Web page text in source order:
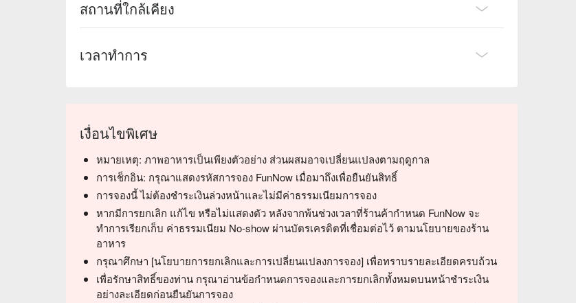
สถานที่ใกล้เคียง
เวลาทำการ
เงื่อนไขพิเศษ
หมายเหตุ: ภาพอาหารเป็นเพียงตัวอย่าง ส่วนผสมอาจเปลี่ยนแปลงตามฤดูกาล
การเช็กอิน: กรุณาแสดงรหัสการจอง FunNow เมื่อมาถึงเพื่อยืนยันสิทธิ์
การจองนี้ ไม่ต้องชำระเงินล่วงหน้าและไม่มีค่าธรรมเนียมการจอง
หากมีการยกเลิก แก้ไข หรือไม่แสดงตัว หลังจากพ้นช่วงเวลาที่ร้านค้ากำหนด FunNow จะ
ทำการเรียกเก็บ ค่าธรรมเนียม No-show ผ่านบัตรเครดิตที่เชื่อมต่อไว้ ตามนโยบายของร้าน
อาหาร
กรุณาศึกษา [นโยบายการยกเลิกและการเปลี่ยนแปลงการจอง] เพื่อทราบรายละเอียดครบถ้วน
เพื่อรักษาสิทธิ์ของท่าน กรุณาอ่านข้อกำหนดการจองและการยกเลิกทั้งหมดบนหน้าชำระเงิน
อย่างละเอียดก่อนยืนยันการจอง